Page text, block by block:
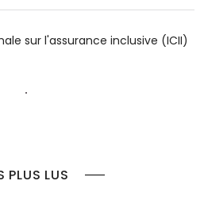
sur l'assurance inclusive (ICII)
PLUS LUS